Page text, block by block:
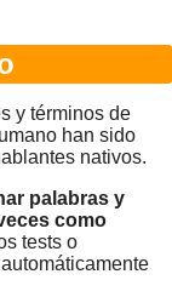
y términos de
han sido
nativos.
palabras y
como
tests o